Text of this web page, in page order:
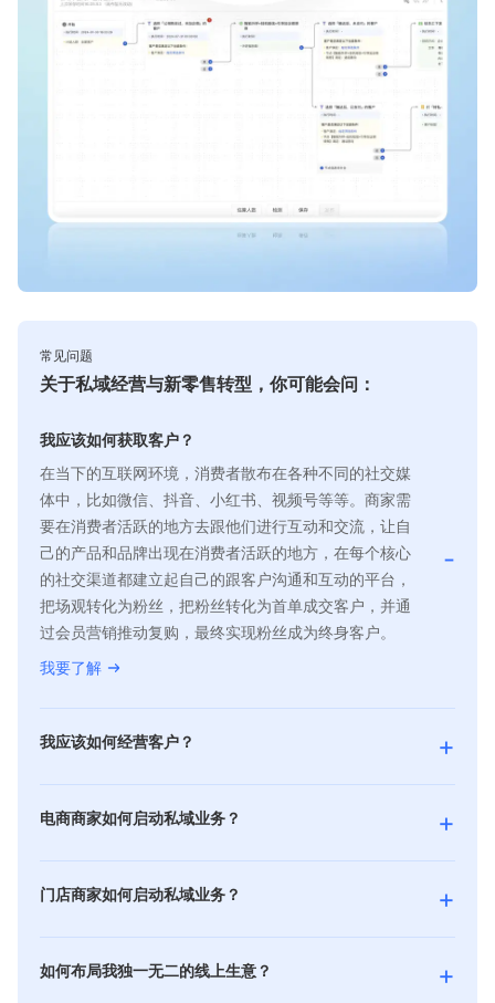
常见问题
关于私域经营与新零售转型，你可能会问：
我应该如何获取客户？
在当下的互联网环境，消费者散布在各种不同的社交媒
体中，比如微信、抖音、小红书、视频号等等。商家需
要在消费者活跃的地方去跟他们进行互动和交流，让自
己的产品和品牌出现在消费者活跃的地方，在每个核心
的社交渠道都建立起自己的跟客户沟通和互动的平台，
把场观转化为粉丝，把粉丝转化为首单成交客户，并通
过会员营销推动复购，最终实现粉丝成为终身客户。
我要了解
-
我应该如何经营客户？
的管理，把客户留下来，持续有效触达和推进重复购
意，甚至愿意推荐给身边的亲朋好友，为你带来新客
户。让你能从这些客户身上获得更多价值，建立可持续
的客户关系，并培养他们成为你的终身客户。
+
电商商家如何启动私域业务？
重要客户。尤其当下的电商环境，公域流量红利不再，
+
门店商家如何启动私域业务？
技术手段，对商品的生产、流通与销售过程进行升级改
+
如何布局我独一无二的线上生意？
+